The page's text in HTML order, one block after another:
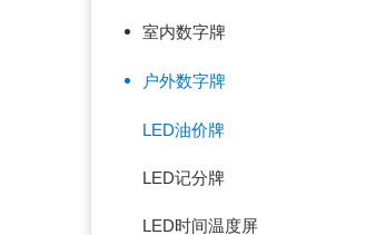
室内数字牌
户外数字牌
LED油价牌
LED记分牌
LED时间温度屏